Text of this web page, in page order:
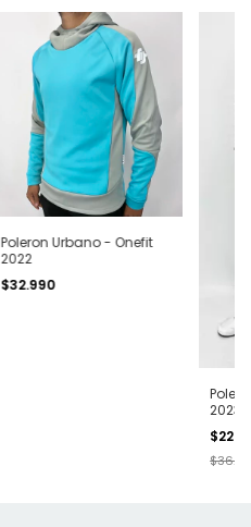
Poleron Urbano - Onefit
2022
$32.990
2023